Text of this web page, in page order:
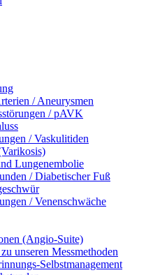
/ Aneurysmen
/ pAVK
/ Vaskulitiden
Lungenembolie
/ Diabetischer Fuß
/ Venenschwäche
(Angio-Suite)
unseren Messmethoden
Selbstmanagement